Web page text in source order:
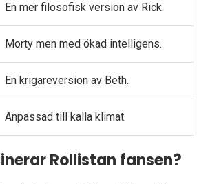
En mer filosofisk version av Rick.
Morty men med ökad intelligens.
En krigareversion av Beth.
Anpassad till kalla klimat.
Rollistan fansen?